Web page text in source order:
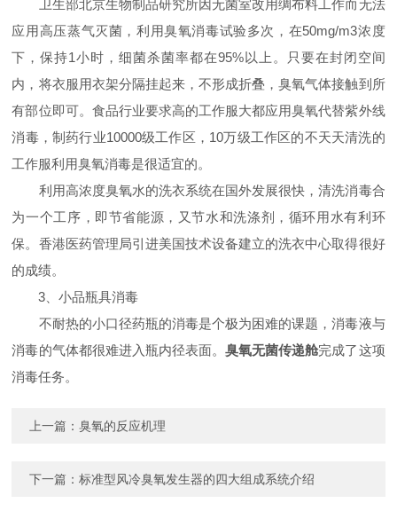
卫生部北京生物制品研究所因无菌室改用绸布料工作而无法
应用高压蒸气灭菌，利用臭氧消毒试验多次，在50mg/m3浓度
下，保持1小时，细菌杀菌率都在95%以上。只要在封闭空间
内，将衣服用衣架分隔挂起来，不形成折叠，臭氧气体接触到所
有部位即可。食品行业要求高的工作服大都应用臭氧代替紫外线
消毒，制药行业10000级工作区，10万级工作区的不天天清洗的
工作服利用臭氧消毒是很适宜的。
利用高浓度臭氧水的洗衣系统在国外发展很快，清洗消毒合
为一个工序，即节省能源，又节水和洗涤剂，循环用水有利环
保。香港医药管理局引进美国技术设备建立的洗衣中心取得很好
的成绩。
3、小品瓶具消毒
不耐热的小口径药瓶的消毒是个极为困难的课题，消毒液与
消毒的气体都很难进入瓶内径表面。臭氧无菌传递舱完成了这项
消毒任务。
上一篇：臭氧的反应机理
下一篇：标准型风冷臭氧发生器的四大组成系统介绍